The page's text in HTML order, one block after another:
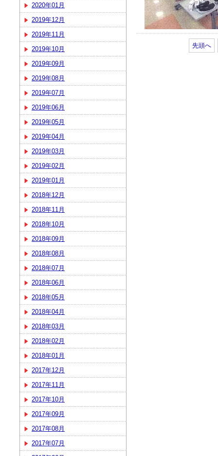
2020年01月
2019年12月
2019年11月
2019年10月
2019年09月
2019年08月
2019年07月
2019年06月
2019年05月
2019年04月
2019年03月
2019年02月
2019年01月
2018年12月
2018年11月
2018年10月
2018年09月
2018年08月
2018年07月
2018年06月
2018年05月
2018年04月
2018年03月
2018年02月
2018年01月
2017年12月
2017年11月
2017年10月
2017年09月
2017年08月
2017年07月
先頭へ